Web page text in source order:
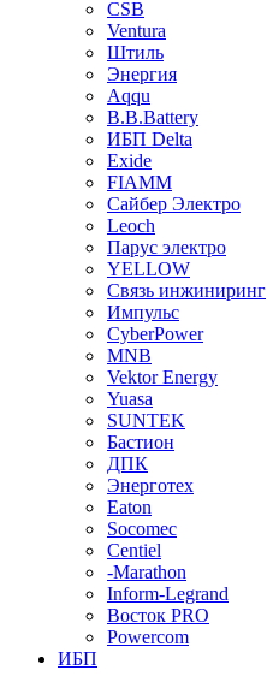
CSB
Ventura
Штиль
Энергия
Aqqu
B.B.Bаttery
ИБП Delta
Exide
FIAMM
Сайбер Электро
Leoch
Парус электро
YELLOW
Связь инжиниринг
Импульс
CyberPower
MNB
Vektor Energy
Yuasa
SUNTEK
Бастион
ДПК
Энерготех
Eaton
Socomec
Centiel
-Marathon
Inform-Legrand
Восток PRO
Powercom
ИБП